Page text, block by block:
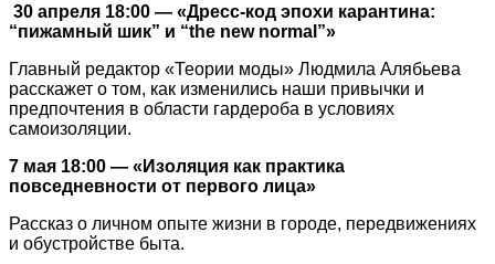
30 апреля 18:00 — «Дресс-код эпохи карантина:
“пижамный шик” и “the new normal”»
Главный редактор «Теории моды» Людмила Алябьева
расскажет о том, как изменились наши привычки и
предпочтения в области гардероба в условиях
самоизоляции.
7 мая 18:00 — «Изоляция как практика
повседневности от первого лица»
Рассказ о личном опыте жизни в городе, передвижениях
и обустройстве быта.